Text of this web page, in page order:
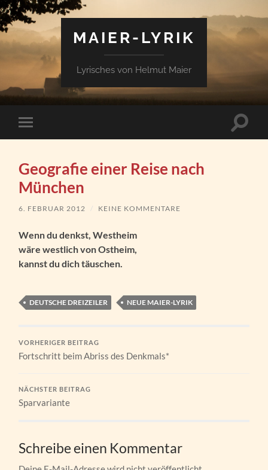
MAIER-LYRIK
Lyrisches von Helmut Maier
Mobile-
Menü
Geografie einer Reise nach
München
6. FEBRUAR 2012 / KEINE KOMMENTARE
Wenn du denkst, Westheim
wäre westlich von Ostheim,
kannst du dich täuschen.
DEUTSCHE DREIZEILER NEUE MAIER-LYRIK
VORHERIGER BEITRAG
Fortschritt beim Abriss des Denkmals*
NÄCHSTER BEITRAG
Sparvariante
Schreibe einen Kommentar